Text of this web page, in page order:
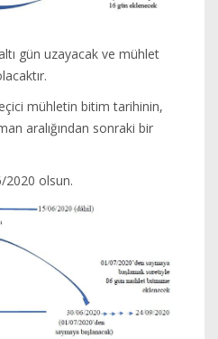
gün uzayacak ve mühlet
mühletin bitim tarihinin,
aralığından sonraki bir
olsun.